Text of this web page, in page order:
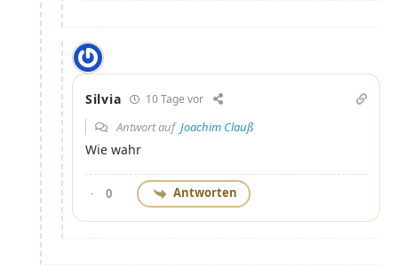
Silvia 10 Tage vor
Antwort auf Joachim Clauß
Wie wahr
0 Antworten